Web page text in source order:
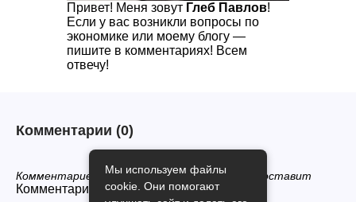
Привет! Меня зовут Глеб Павлов!
Если у вас возникли вопросы по
экономике или моему блогу —
пишите в комментариях! Всем
отвечу!
Комментарии (0)
Комментариев нет, будьте первым кто его оставит
Комментарии закрыты.
Мы используем файлы
cookie. Они помогают